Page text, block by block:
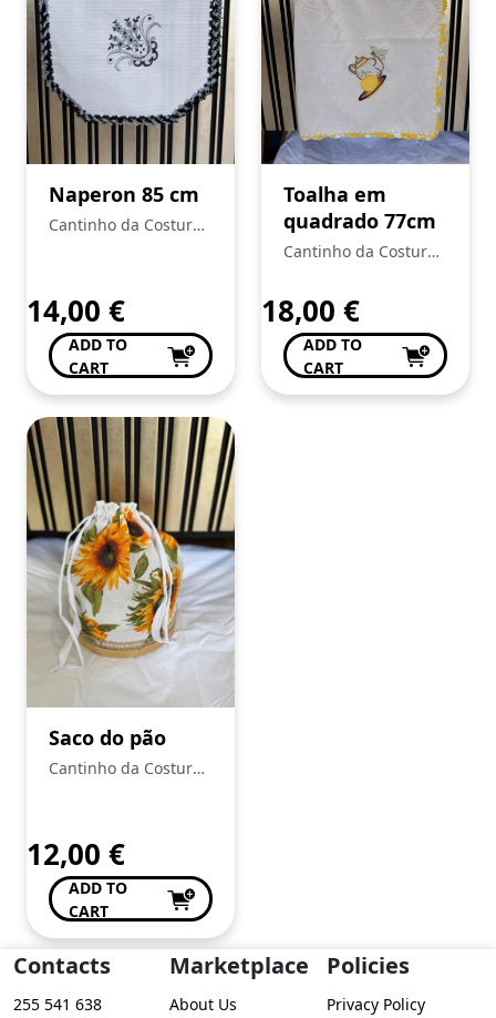
Naperon 85 cm
Cantinho da Costura
14,00 €
ADD TO
CART
Toalha em
quadrado 77cm
Cantinho da Costura
18,00 €
ADD TO
CART
Saco do pão
Cantinho da Costura
12,00 €
ADD TO
CART
Contacts
255 541 638
Marketplace
About Us
Policies
Privacy Policy